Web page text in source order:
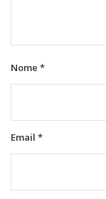
Nome *
Email *